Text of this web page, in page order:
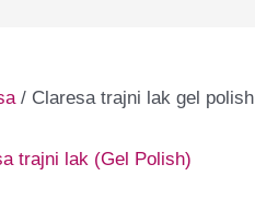
/ Claresa trajni lak gel polish
trajni lak (Gel Polish)